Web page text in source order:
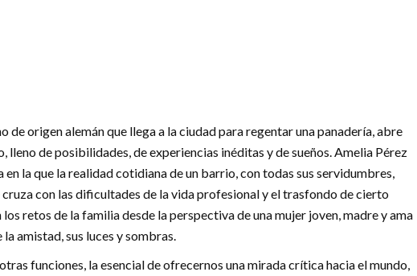
de origen alemán que llega a la ciudad para regentar una panadería, abre
lleno de posibilidades, de experiencias inéditas y de sueños. Amelia Pérez
la que la realidad cotidiana de un barrio, con todas sus servidumbres,
con las dificultades de la vida profesional y el trasfondo de cierto
retos de la familia desde la perspectiva de una mujer joven, madre y ama
amistad, sus luces y sombras.
funciones, la esencial de ofrecernos una mirada crítica hacia el mundo,